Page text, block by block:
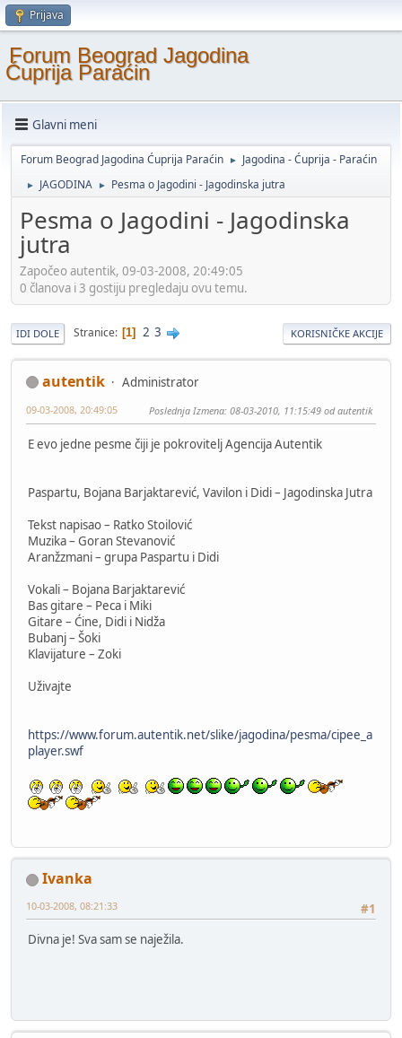
Prijava
Forum Beograd Jagodina
Ćuprija Paraćin
Glavni meni
Forum Beograd Jagodina Ćuprija Paraćin ► Jagodina - Ćuprija - Paraćin
► JAGODINA ► Pesma o Jagodini - Jagodinska jutra
Pesma o Jagodini - Jagodinska
jutra
Započeo autentik, 09-03-2008, 20:49:05
0 članova i 3 gostiju pregledaju ovu temu.
IDI DOLE Stranice 1 2 3 KORISNIČKE AKCIJE
autentik Administrator
09-03-2008, 20:49:05 Poslednja Izmena: 08-03-2010, 11:15:49 od autentik
E evo jedne pesme čiji je pokrovitelj Agencija Autentik
Paspartu, Bojana Barjaktarević, Vavilon i Didi – Jagodinska Jutra
Tekst napisao – Ratko Stoilović
Muzika – Goran Stevanović
Aranžzmani – grupa Paspartu i Didi
Vokali – Bojana Barjaktarević
Bas gitare – Peca i Miki
Gitare – Ćine, Didi i Nidža
Bubanj – Šoki
Klavijature – Zoki
Uživajte
https://www.forum.autentik.net/slike/jagodina/pesma/cipee_a
player.swf
Ivanka
#1
10-03-2008, 08:21:33
Divna je! Sva sam se naježila.